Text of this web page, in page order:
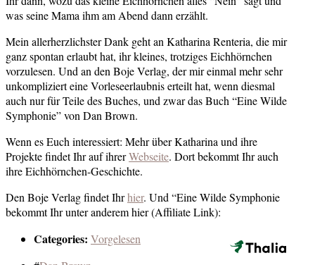
was seine Mama ihm am Abend dann erzählt.
Mein allerherzlichster Dank geht an Katharina Renteria, die mir
ganz spontan erlaubt hat, ihr kleines, trotziges Eichhörnchen
vorzulesen. Und an den Boje Verlag, der mir einmal mehr sehr
unkompliziert eine Vorleseerlaubnis erteilt hat, wenn diesmal
auch nur für Teile des Buches, und zwar das Buch “Eine Wilde
Symphonie” von Dan Brown.
Wenn es Euch interessiert: Mehr über Katharina und ihre
Projekte findet Ihr auf ihrerWebseite. Dort bekommt Ihr auch
ihre Eichhörnchen-Geschichte.
Den Boje Verlag findet Ihrhier. Und “Eine Wilde Symphonie
bekommt Ihr unter anderem hier (Affiliate Link):
Categories: Vorgelesen